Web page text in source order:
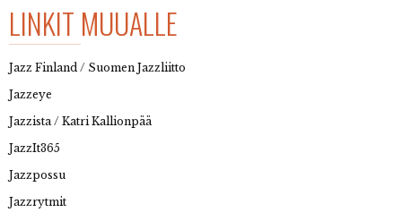
LINKIT MUUALLE
Jazz Finland / Suomen Jazzliitto
Jazzeye
Jazzista / Katri Kallionpää
JazzIt365
Jazzpossu
Jazzrytmit